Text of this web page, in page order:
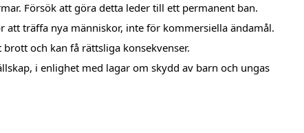
Försök att göra detta leder till ett permanent ban.
träffa nya människor, inte för kommersiella ändamål.
och kan få rättsliga konsekvenser.
i enlighet med lagar om skydd av barn och ungas